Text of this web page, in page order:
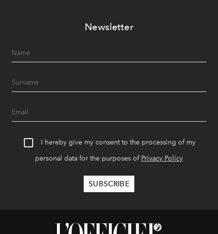
Newsletter
I hereby give my consent to the processing of my
personal data for the purposes of Privacy Policy